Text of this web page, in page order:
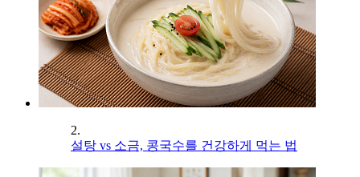
2.
설탕 vs 소금, 콩국수를 건강하게 먹는 법